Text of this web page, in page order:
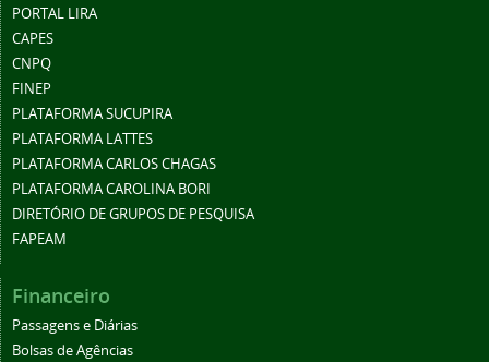
PORTAL LIRA
CAPES
CNPQ
FINEP
PLATAFORMA SUCUPIRA
PLATAFORMA LATTES
PLATAFORMA CARLOS CHAGAS
PLATAFORMA CAROLINA BORI
DIRETÓRIO DE GRUPOS DE PESQUISA
FAPEAM
Financeiro
Passagens e Diárias
Bolsas de Agências